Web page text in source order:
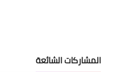
المشاركات الشائعة